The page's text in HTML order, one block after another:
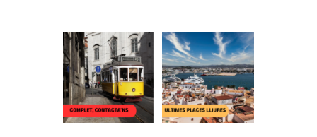
diverses
variants.
Les
opcions
es
variants.
Les
opcions
es
poden